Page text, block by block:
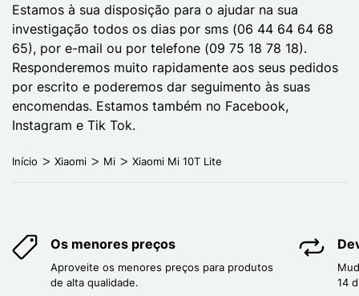
Estamos à sua disposição para o ajudar na sua
investigação todos os dias por sms (06 44 64 64 68
65), por e-mail ou por telefone (09 75 18 78 18).
Responderemos muito rapidamente aos seus pedidos
por escrito e poderemos dar seguimento às suas
encomendas. Estamos também no Facebook,
Instagram e Tik Tok.
Início Xiaomi Mi Xiaomi Mi 10T Lite
Os menores preços
Aproveite os menores preços para produtos
de alta qualidade.
14